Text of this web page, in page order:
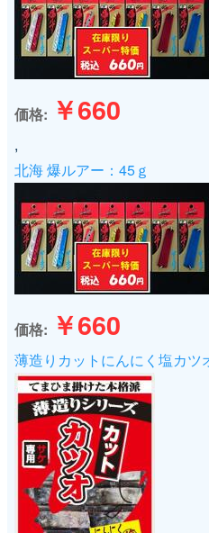
価格 ￥660
,
北海 爆ルアー：45ｇ
価格 ￥660
薄造りカットにんにく塩カツ